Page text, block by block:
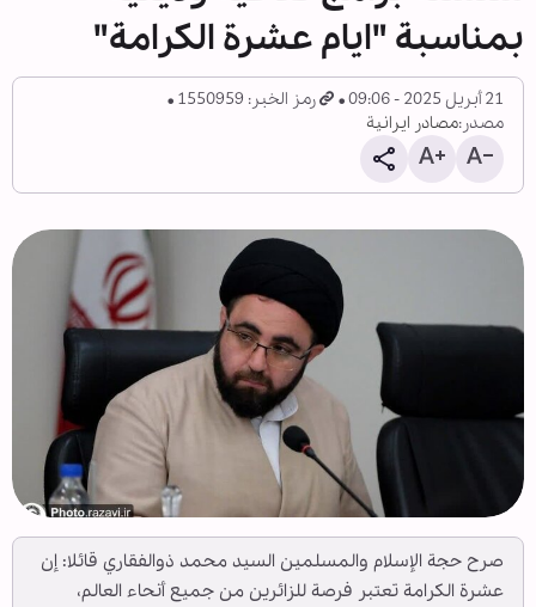
بمناسبة "ايام عشرة الكرامة"
21 أبريل 2025 - 09:06
رمز الخبر: 1550959
مصدر:مصادر ايرانية
صرح حجة الإسلام والمسلمين السيد محمد ذوالفقاري قائلا: إن
عشرة الكرامة تعتبر فرصة للزائرین من جميع أنحاء العالم،